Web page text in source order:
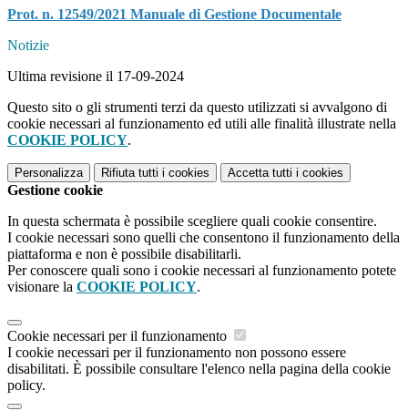
Prot. n. 12549/2021 Manuale di Gestione Documentale
Notizie
Ultima revisione il 17-09-2024
Questo sito o gli strumenti terzi da questo utilizzati si avvalgono di
cookie necessari al funzionamento ed utili alle finalità illustrate nella
COOKIE POLICY.
Personalizza Rifiuta tutti i cookies Accetta tutti i cookies
Gestione cookie
In questa schermata è possibile scegliere quali cookie consentire.
I cookie necessari sono quelli che consentono il funzionamento della
piattaforma e non è possibile disabilitarli.
Per conoscere quali sono i cookie necessari al funzionamento potete
visionare la COOKIE POLICY.
Cookie necessari per il funzionamento
I cookie necessari per il funzionamento non possono essere
disabilitati. È possibile consultare l'elenco nella pagina della cookie
policy.